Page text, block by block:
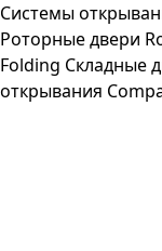
Системы
Роторные двери
Folding Складные
открывания